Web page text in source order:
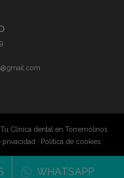
Clínica dental en Torremolinos
privacidad · Política de cookies
WHATSAPP